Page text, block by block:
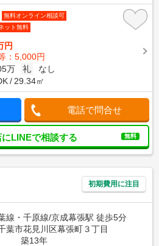
無料オンライン相談可
ット無料
円
：5,000円
万 礼
なし
29.34㎡
電話で問合せ
にLINEで相談する 無料
初期費用に注目
線・千原線/京成幕張駅 徒歩5分
葉市花見川区幕張町３丁目
築13年